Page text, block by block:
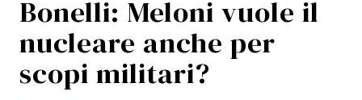
Bonelli: Meloni vuole il
nucleare anche per
scopi militari?